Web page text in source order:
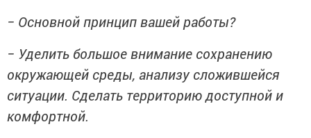
− Основной принцип вашей работы?
− Уделить большое внимание сохранению
окружающей среды, анализу сложившейся
ситуации. Сделать территорию доступной и
комфортной.